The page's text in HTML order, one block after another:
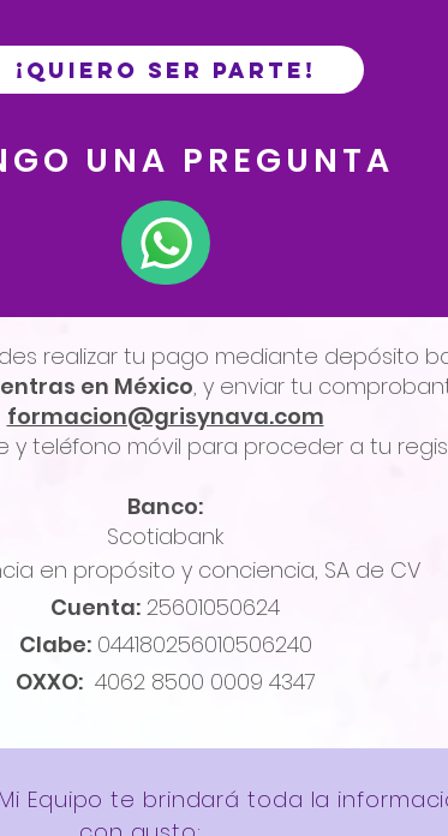
¡QUIERO SER PARTE!
UNA PREGUNTA
realizar tu pago mediante depósito
en México, y enviar tu
formacion@grisynava.com
y teléfono móvil para proceder a tu
Banco:
Scotiabank
en propósito y conciencia, SA de CV
Cuenta: 25601050624
Clabe:044180256010506240
OXXO:4062 8500 0009 4347
Equipo te brindará toda la